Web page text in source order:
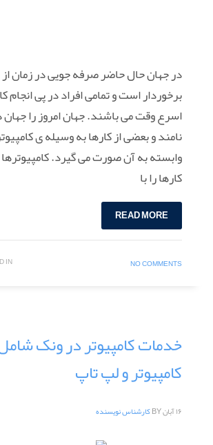
در جهان حال حاضر صرفه جویی در زمان از
برخوردار است و تمامی افراد در پی انجام
اسرع وقت می باشند. جهان امروز را
نامند و بعضی از کارها به وسیله ی
وابسته به آن صورت می گیرد.
کارها را با
READ MORE
IN NO COMMENTS
خدمات کامپیوتر در ونک
کامپیوتر و لپ تاپ
۱۶ آبان BYکارشناس نویسنده